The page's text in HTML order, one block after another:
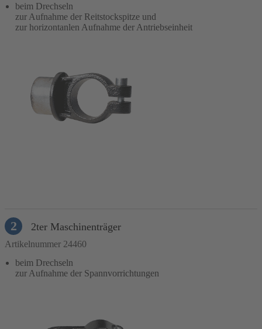
beim Drechseln
zur Aufnahme der Reitstockspitze und
zur horizontanlen Aufnahme der Antriebseinheit
2 2ter Maschinenträger
Artikelnummer 24460
beim Drechseln
zur Aufnahme der Spannvorrichtungen